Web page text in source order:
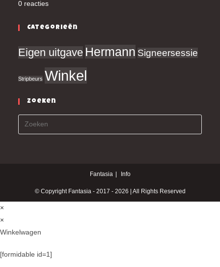
0 reacties
Categorieën
Eigen uitgave Hermann Signeersessie
Stripbeurs Winkel
Zoeken
Fantasia Info
© Copyright Fantasia - 2017 - 2026 | All Rights Reserved
×
×
Winkelwagen
[formidable id=1]